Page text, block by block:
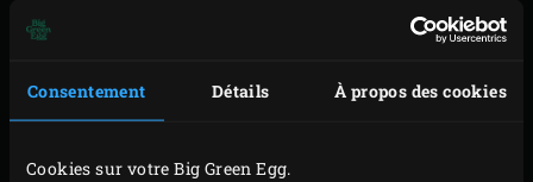
Consentement Détails À propos des cookies
Cookies sur votre Big Green Egg.
le couvercle du
faitout vert
. Formez une jolie boule
en repliant les côtés sous la pâte et posez-la sur le
moule, avec les raccords au-dessous. Recouvrez